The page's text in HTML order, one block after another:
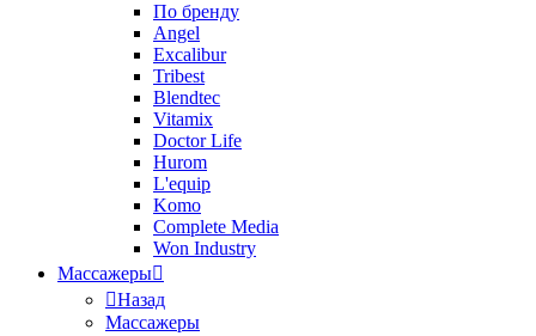
По бренду
Angel
Excalibur
Tribest
Blendtec
Vitamix
Doctor Life
Hurom
L'equip
Komo
Complete Media
Won Industry
Массажеры
Назад
Массажеры